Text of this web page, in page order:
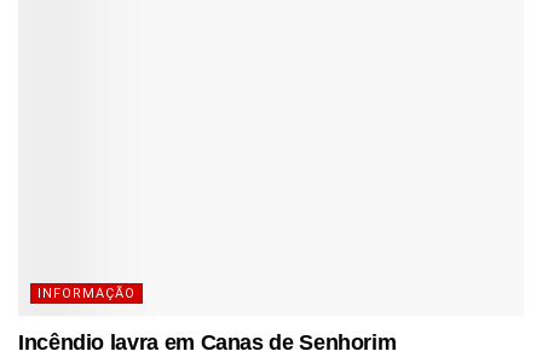
INFORMAÇÃO
Incêndio lavra em Canas de Senhorim